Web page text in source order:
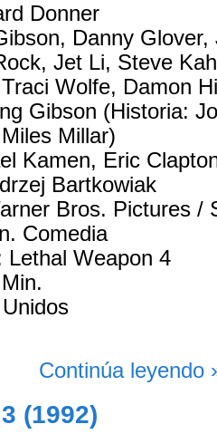
Donner
Danny
Jet Li, Steve
Wolfe, Damon
Gibson (Historia:
Millar)
Kamen, Eric
Bartkowiak
Bros. Pictures /
Comedia
Lethal Weapon 4
Continúa leyendo
(1992)